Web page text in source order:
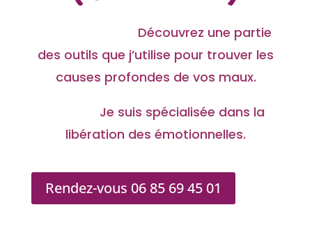
Découvrez une partie
des outils que j’utilise pour trouver les
causes profondes de vos maux.
Je suis spécialisée dans la
libération des émotionnelles.
Rendez-vous 06 85 69 45 01